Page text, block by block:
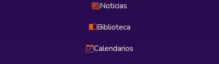
Noticias
Biblioteca
Calendarios